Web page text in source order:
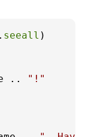
. seeall )
..
"!"